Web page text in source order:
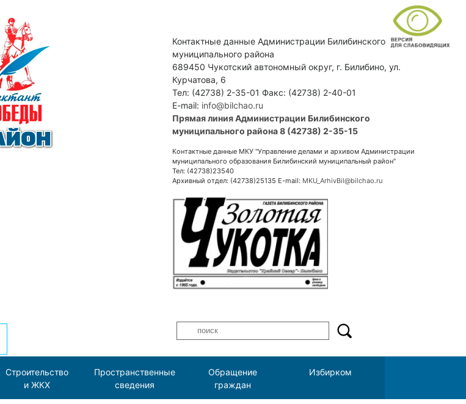
Контактные данные Администрации Билибинского
муниципального района
689450 Чукотский автономный округ, г. Билибино, ул.
Курчатова, 6
Тел: (42738) 2-35-01 Факс: (42738) 2-40-01
E-mail: info@bilchao.ru
Прямая линия Администрации Билибинского
муниципального района 8 (42738) 2-35-15
Контактные данные МКУ "Управление делами и архивом Администрации
муниципального образования Билибинский муниципальный район"
Тел: (42738)23540
Архивный отдел: (42738)25135 E-mail: MKU_ArhivBil@bilchao.ru
Строительство
и ЖКХ
Пространственные
сведения
Обращение
граждан
Избирком